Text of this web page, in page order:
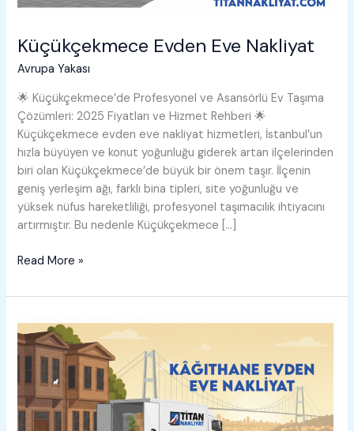
Küçükçekmece Evden Eve Nakliyat
Avrupa Yakası
🌟 Küçükçekmece’de Profesyonel ve Asansörlü Ev Taşıma
Çözümleri: 2025 Fiyatları ve Hizmet Rehberi 🌟
Küçükçekmece evden eve nakliyat hizmetleri, İstanbul’un
hızla büyüyen ve konut yoğunluğu giderek artan ilçelerinden
biri olan Küçükçekmece’de büyük bir önem taşır. İlçenin
geniş yerleşim ağı, farklı bina tipleri, site yoğunluğu ve
yüksek nüfus hareketliliği, profesyonel taşımacılık ihtiyacını
artırmıştır. Bu nedenle Küçükçekmece […]
Küçükçekmece
Eve
Read More »